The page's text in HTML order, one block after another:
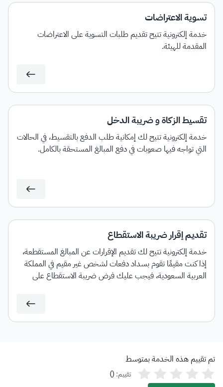
تسوية الاعتراضات
خدمة إلكترونية تتيح تقديم طلبات التسوية على الاعتراضات
المقدمة للهيئة.
تقسيط الزكاة و ضريبة الدخل
خدمة إلكترونية تتيح لك إمكانية طلب الدفع بالتقسيط، في الحالات
التي تواجه فيها صعوبات في دفع المبالغ المستحقة بالكامل.
تقديم إقرار ضريبة الاستقطاع
خدمة إلكترونية تتيح لك تقديم الإقرارات عن المبالغ المستقطعة،
إذا كنت مقيمًا تقوم بسداد دفعات لشخص غير مقيم في المملكة
العربية السعودية، فيجب عليك فرض ضريبة الاستقطاع على
تم تقييم هذه الخدمة بمتوسط
تقييم: (
)